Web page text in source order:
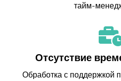
тайм-
Отсутствие
Обработка с поддержкой